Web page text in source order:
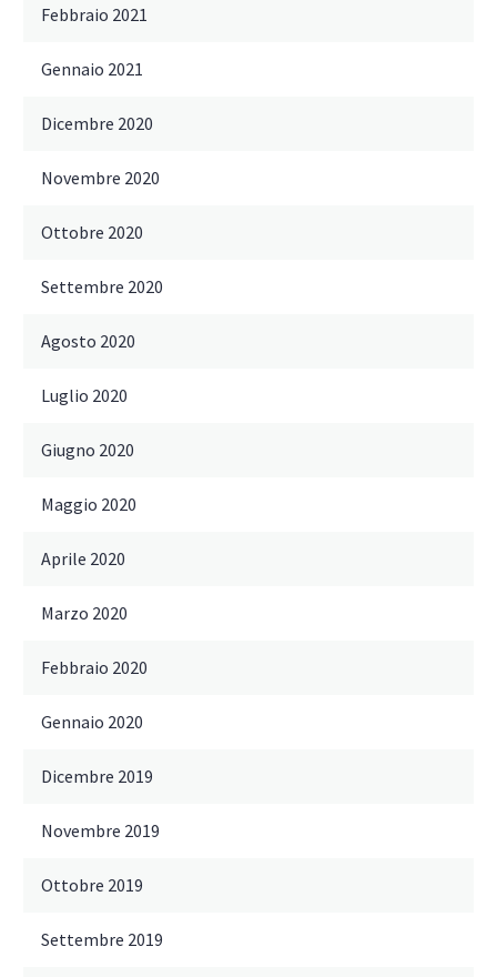
Febbraio 2021
Gennaio 2021
Dicembre 2020
Novembre 2020
Ottobre 2020
Settembre 2020
Agosto 2020
Luglio 2020
Giugno 2020
Maggio 2020
Aprile 2020
Marzo 2020
Febbraio 2020
Gennaio 2020
Dicembre 2019
Novembre 2019
Ottobre 2019
Settembre 2019